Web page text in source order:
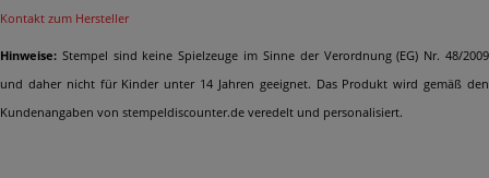
Kontakt zum Hersteller
Hinweise: Stempel sind keine Spielzeuge im Sinne der Verordnung (EG) Nr. 48/2009
und daher nicht für Kinder unter 14 Jahren geeignet. Das Produkt wird gemäß den
Kundenangaben von stempeldiscounter.de veredelt und personalisiert.